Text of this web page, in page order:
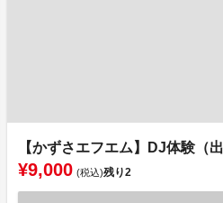
【かずさエフエム】DJ体験（
¥9,000 (税込)残り2